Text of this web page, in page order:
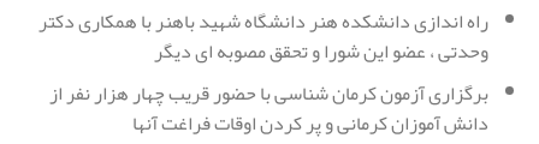
راه اندازی دانشکده هنر دانشگاه شهید باهنر با همکاری دکتر
وحدتی ، عضو این شورا و تحقق مصوبه ای دیگر
برگزاری آزمون کرمان شناسی با حضور قریب چهار هزار نفر از
دانش آموزان کرمانی و پر کردن اوقات فراغت آنها